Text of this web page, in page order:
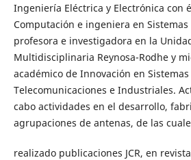
Ingeniería Eléctrica y Electrónica con
Computación e ingeniera en Sistemas
profesora e investigadora en la
Multidisciplinaria Reynosa-Rodhe y
académico de Innovación en
Telecomunicaciones e Industriales.
cabo actividades en el desarrollo,
agrupaciones de antenas, de las
realizado publicaciones JCR, en